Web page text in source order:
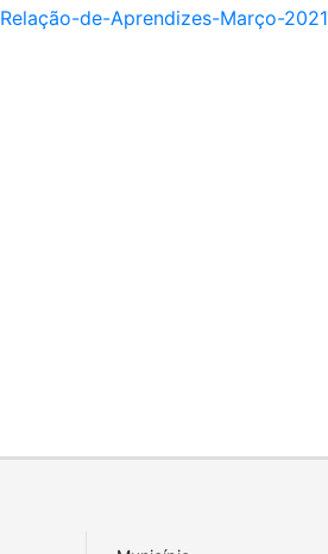
Relação-de-Aprendizes-Março-2021